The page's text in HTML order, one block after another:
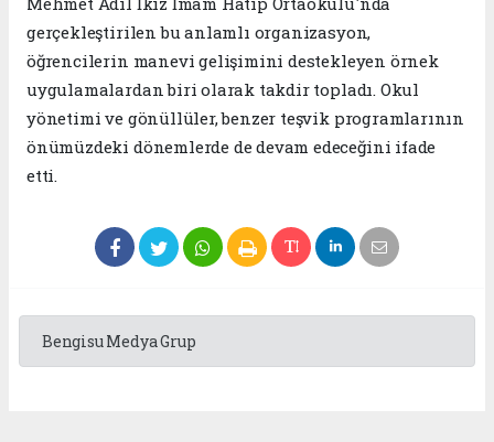
gerçekleştirilen bu anlamlı organizasyon,
öğrencilerin manevi gelişimini destekleyen örnek
uygulamalardan biri olarak takdir topladı. Okul
yönetimi ve gönüllüler, benzer teşvik programlarının
önümüzdeki dönemlerde de devam edeceğini ifade
etti.
Bengisu Medya Grup